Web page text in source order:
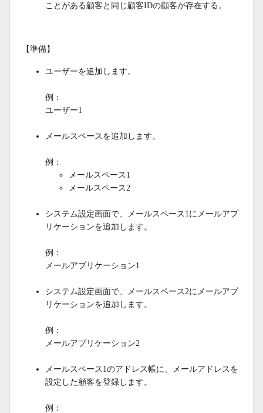
ことがある顧客と同じ顧客IDの顧客が存在する。
【準備】
ユーザーを追加します。
例：
ユーザー1
メールスペースを追加します。
例：
メールスペース1
メールスペース2
システム設定画面で、メールスペース1にメールアプ
リケーションを追加します。
例：
メールアプリケーション1
システム設定画面で、メールスペース2にメールアプ
リケーションを追加します。
例：
メールアプリケーション2
メールスペース1のアドレス帳に、メールアドレスを
設定した顧客を登録します。
例：